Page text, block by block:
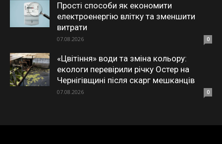
Прості способи як економити
електроенергію влітку та зменшити
витрати
07.08.2026 0
«Цвітіння» води та зміна кольору:
екологи перевірили річку Остер на
Чернігівщині після скарг мешканців
07.08.2026 0